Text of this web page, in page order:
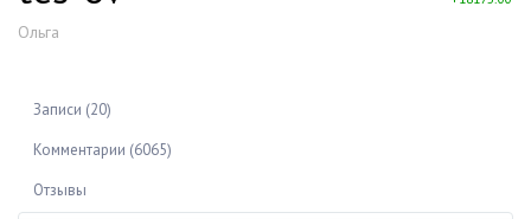
Ольга
Записи (20)
Комментарии (6065)
Отзывы